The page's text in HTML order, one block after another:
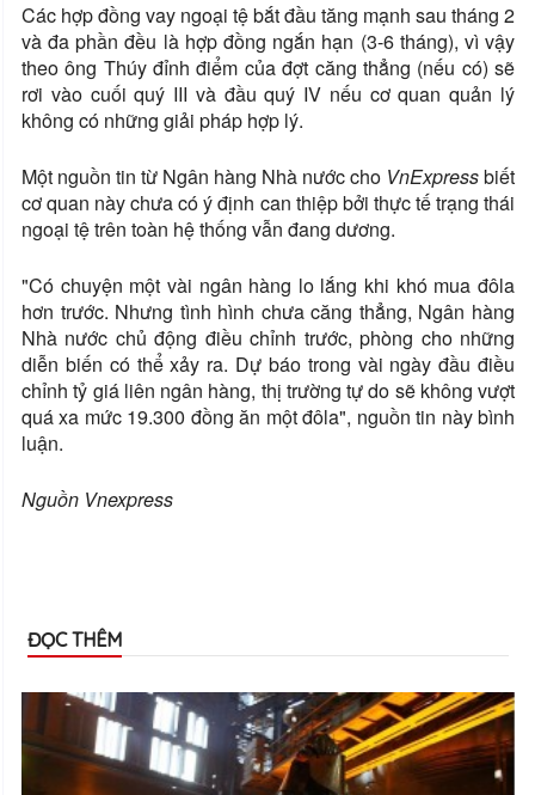
Các hợp đồng vay ngoại tệ bắt đầu tăng mạnh sau tháng 2
và đa phần đều là hợp đồng ngắn hạn (3-6 tháng), vì vậy
theo ông Thúy đỉnh điểm của đợt căng thẳng (nếu có) sẽ
rơi vào cuối quý III và đầu quý IV nếu cơ quan quản lý
không có những giải pháp hợp lý.
Một nguồn tin từ Ngân hàng Nhà nước cho VnExpressbiết
cơ quan này chưa có ý định can thiệp bởi thực tế trạng thái
ngoại tệ trên toàn hệ thống vẫn đang dương.
"Có chuyện một vài ngân hàng lo lắng khi khó mua đôla
hơn trước. Nhưng tình hình chưa căng thẳng, Ngân hàng
Nhà nước chủ động điều chỉnh trước, phòng cho những
diễn biến có thể xảy ra. Dự báo trong vài ngày đầu điều
chỉnh tỷ giá liên ngân hàng, thị trường tự do sẽ không vượt
quá xa mức 19.300 đồng ăn một đôla", nguồn tin này bình
luận.
Nguồn Vnexpress
ĐỌC THÊM